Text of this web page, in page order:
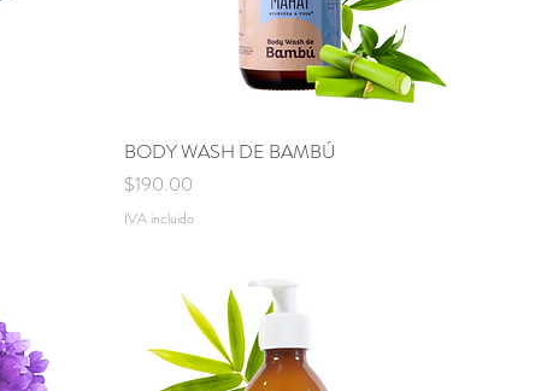
Vista rápida
BODY WASH DE BAMBÚ
Precio
$190.00
IVA incluido